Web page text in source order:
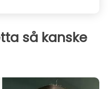
så kanske